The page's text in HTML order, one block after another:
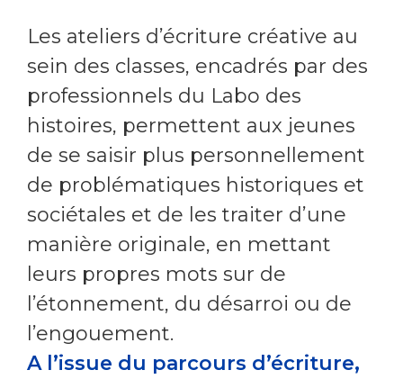
Les ateliers d’écriture créative au
sein des classes, encadrés par des
professionnels du Labo des
histoires, permettent aux jeunes
de se saisir plus personnellement
de problématiques historiques et
sociétales et de les traiter d’une
manière originale, en mettant
leurs propres mots sur de
l’étonnement, du désarroi ou de
l’engouement.
A l’issue du parcours d’écriture,